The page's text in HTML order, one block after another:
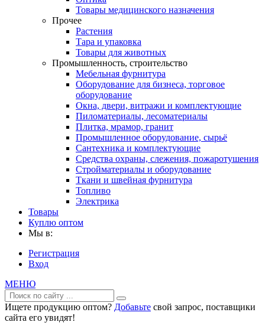
Товары медицинского назначения
Прочее
Растения
Тара и упаковка
Товары для животных
Промышленность, строительство
Мебельная фурнитура
Оборудование для бизнеса, торговое
оборудование
Окна, двери, витражи и комплектующие
Пиломатериалы, лесоматериалы
Плитка, мрамор, гранит
Промышленное оборудование, сырьё
Сантехника и комплектующие
Средства охраны, слежения, пожаротушения
Стройматериалы и оборудование
Ткани и швейная фурнитура
Топливо
Электрика
Товары
Куплю оптом
Мы в:
Регистрация
Вход
МЕНЮ
Ищете продукцию оптом? Добавьте свой запрос, поставщики
сайта его увидят!